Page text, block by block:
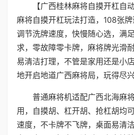
【广西桂林麻将自摸开杠自
麻将自摸开杠玩法打造，108张
调节洗牌速度，快慢随心选，满
求，零故障零卡牌，麻将牌光滑
易清洁打理，不管是家用还是小
地开启地道广西麻将局，玩得尽兴
普通麻将机适配广西北海麻
用，自摸胡、杠开胡、抢杠胡均
速度，不卡牌不飞牌，桌面易清